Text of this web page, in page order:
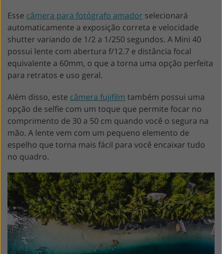
Esse câmera para fotógrafo amador selecionará
automaticamente a exposição correta e velocidade
shutter variando de 1/2 a 1/250 segundos. A Mini 40
possui lente com abertura f/12.7 e distância focal
equivalente a 60mm, o que a torna uma opção perfeita
para retratos e uso geral.
Além disso, este câmera fujifilm também possui uma
opção de selfie com um toque que permite focar no
comprimento de 30 a 50 cm quando você o segura na
mão. A lente vem com um pequeno elemento de
espelho que torna mais fácil para você encaixar tudo
no quadro.